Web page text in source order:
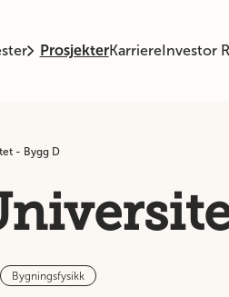
ProsjekterKarriereInvestor
- Bygg D
Bygningsfysikk